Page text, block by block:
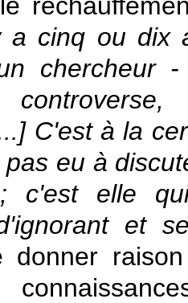
a cinq ou dix
chercheur
C'est à la
eu à
c'est elle
et
donner